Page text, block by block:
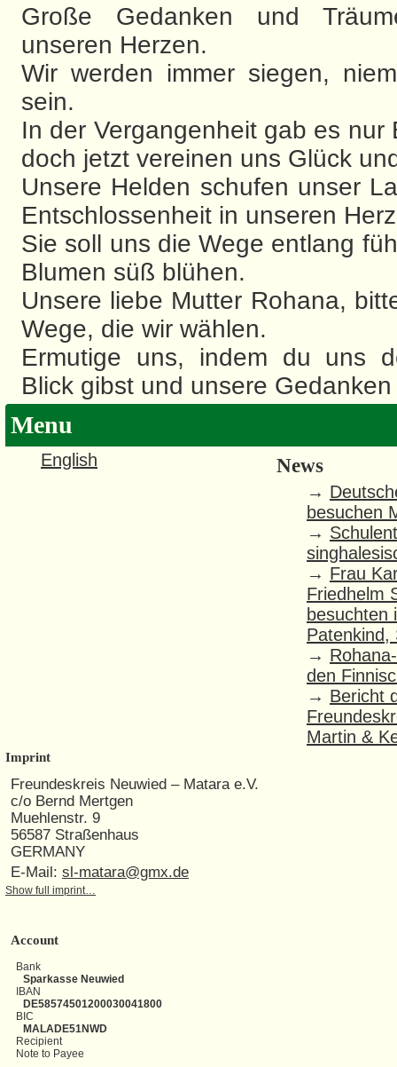
Große Gedanken und
unseren Herzen.
Wir werden immer siegen,
sein.
In der Vergangenheit gab es nur
doch jetzt vereinen uns Glück
Unsere Helden schufen unser
Entschlossenheit in unseren
Sie soll uns die Wege entlang
Blumen süß blühen.
Unsere liebe Mutter Rohana,
Wege, die wir wählen.
Ermutige uns, indem du uns
Blick gibst und unsere
Menu
English News
→
besuchen
→
→ Frau
Friedhelm
besuchten
Patenkind,
→
den
→ Bericht
Martin &
Imprint
Freundeskreis Neuwied – Matara e.V.
c/o Bernd Mertgen
Muehlenstr. 9
56587 Straßenhaus
GERMANY
E-Mail: sl-matara@gmx.de
Show full imprint…
Account
Bank
Sparkasse Neuwied
IBAN
DE58574501200030041800
BIC
MALADE51NWD
Recipient
Note to Payee